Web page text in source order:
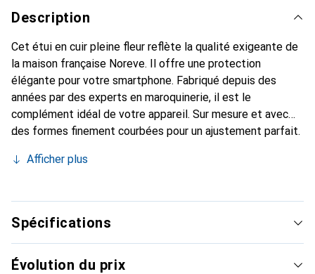
Description
Cet étui en cuir pleine fleur reflète la qualité exigeante de
la maison française Noreve. Il offre une protection
élégante pour votre smartphone. Fabriqué depuis des
années par des experts en maroquinerie, il est le
complément idéal de votre appareil. Sur mesure et avec
des formes finement courbées pour un ajustement parfait.
smartphone. La marque Noreve est reconnue
reste toujours un excellent choix pour le client exigeant.
Afficher plus
Spécifications
Évolution du prix